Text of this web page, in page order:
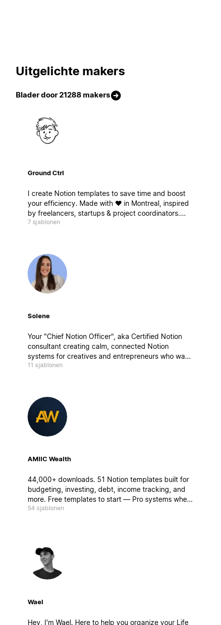
Uitgelichte makers
Blader door 21288 makers
Ground Ctrl
I create Notion templates to save time and boost
your efficiency. Made with ❤️ in Montreal, inspired
by freelancers, startups & project coordinators.
Ready for takeoff ? Je crée des modèles Notion
7 sjablonen
Solene
Your "Chief Notion Officer", aka Certified Notion
consultant creating calm, connected Notion
systems for creatives and entrepreneurs who want
to work better, not harder. My builds blend
11 sjablonen
AMIIC Wealth
44,000+ downloads. 51 Notion templates built for
budgeting, investing, debt, income tracking, and
more. Free templates to start — Pro systems when
you're ready to go deeper.
54 sjablonen
Wael
Hey, I'm Wael. Here to help you organize your Life